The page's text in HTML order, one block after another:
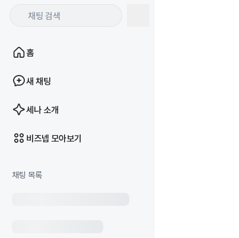
홈
새 채팅
세나 소개
비즈넵 모아보기
채팅 목록